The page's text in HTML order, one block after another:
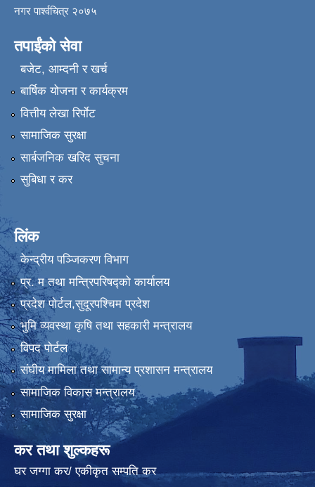
नगर पार्श्वचित्र २०७५
तपाईंको सेवा
बजेट, आम्दनी र खर्च
बार्षिक योजना र कार्यक्रम
वित्तीय लेखा रिर्पाेट
सामाजिक सुरक्षा
सार्बजनिक खरिद सुचना
सुबिधा र कर
लिंक
केन्द्रीय पञ्जिकरण विभाग
प्र. म तथा मन्त्रिपरिषद्को कार्यालय
प्रदेश पाेर्टल,सुदूरपश्चिम प्रदेश
भुमि व्यवस्था कृषि तथा सहकारी मन्त्रालय
विपद पोर्टल
संघीय मामिला तथा सामान्य प्रशासन मन्त्रालय
सामाजिक विकास मन्त्रालय
सामाजिक सुरक्षा
कर तथा शुल्कहरू
घर जग्गा कर/ एकीकृत सम्पति कर